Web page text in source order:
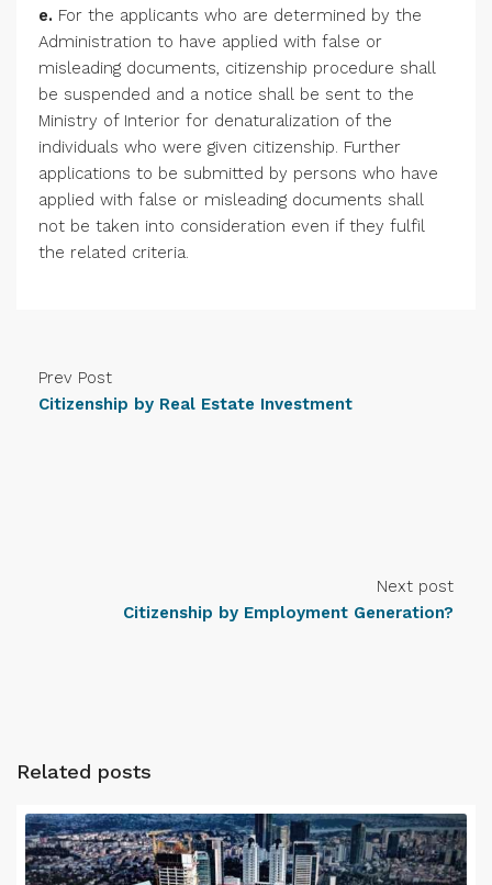
e. For the applicants who are determined by the
Administration to have applied with false or
misleading documents, citizenship procedure shall
be suspended and a notice shall be sent to the
Ministry of Interior for denaturalization of the
individuals who were given citizenship. Further
applications to be submitted by persons who have
applied with false or misleading documents shall
not be taken into consideration even if they fulfil
the related criteria.
Prev Post
Citizenship by Real Estate Investment
Next post
Citizenship by Employment Generation?
Related posts